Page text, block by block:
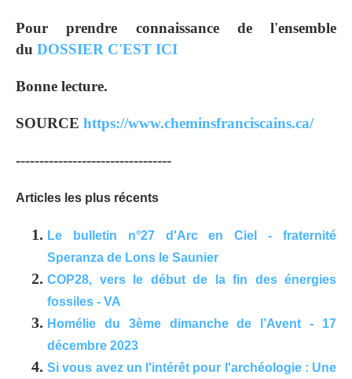
Pour prendre connaissance de l'ensemble
du DOSSIER C'EST ICI
Bonne lecture.
SOURCE https://www.cheminsfranciscains.ca/
---------------------------------
Articles les plus récents
Le bulletin n°27 d'Arc en Ciel - fraternité
Speranza de Lons le Saunier
COP28, vers le début de la fin des énergies
fossiles - VA
Homélie du 3ème dimanche de l’Avent - 17
décembre 2023
Si vous avez un l'intérêt pour l'archéologie : Une